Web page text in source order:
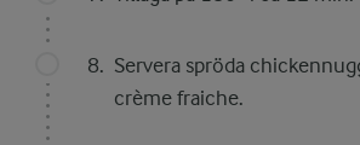
Servera spröda
crème fraiche.